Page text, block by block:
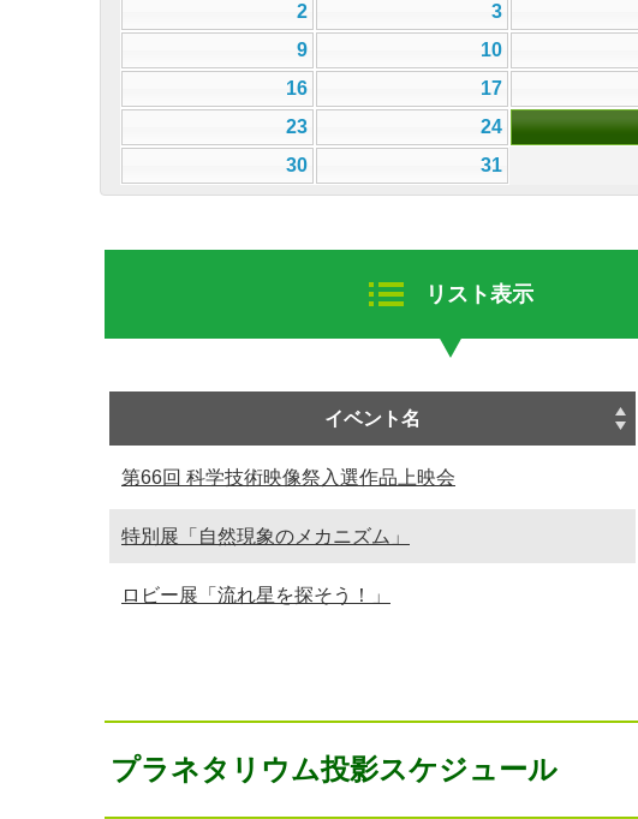
2
3
9
10
16
17
23
24
30
31
リスト表示
イベント名
第66回 科学技術映像祭入選作品上映会
特別展「自然現象のメカニズム」
ロビー展「流れ星を探そう！」
プラネタリウム投影スケジュール